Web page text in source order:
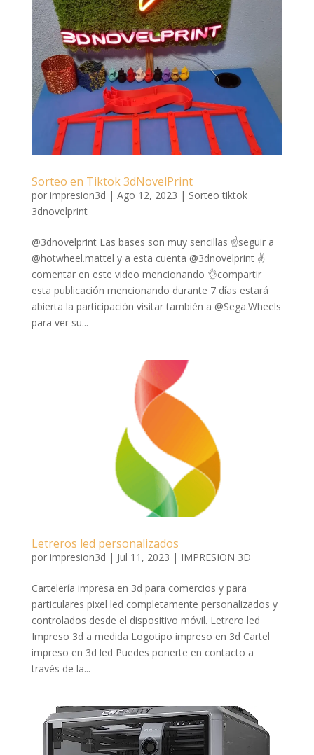
Sorteo en Tiktok 3dNovelPrint
por impresion3d | Ago 12, 2023 | Sorteo tiktok
3dnovelprint
@3dnovelprint Las bases son muy sencillas ☝️seguir a
@hotwheel.mattel y a esta cuenta @3dnovelprint ✌️
comentar en este video mencionando 👌compartir
esta publicación mencionando durante 7 días estará
abierta la participación visitar también a @Sega.Wheels
para ver su...
Letreros led personalizados
por impresion3d | Jul 11, 2023 | IMPRESION 3D
Cartelería impresa en 3d para comercios y para
particulares pixel led completamente personalizados y
controlados desde el dispositivo móvil. Letrero led
Impreso 3d a medida Logotipo impreso en 3d Cartel
impreso en 3d led Puedes ponerte en contacto a
través de la...